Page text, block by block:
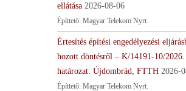
ellátása 2026-08-06
Építtető: Magyar Telekom Nyrt.
Értesítés építési engedélyezési
hozott döntésről – K/14191-10/2026.
határozat: Újdombrád, FTTH 2026-
Építtető: Magyar Telekom Nyrt.